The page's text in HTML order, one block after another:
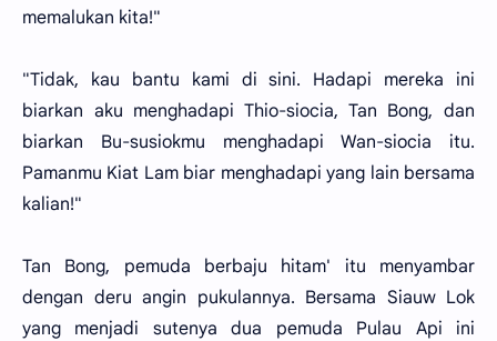
memalukan kita!"
"Tidak, kau bantu kami di sini. Hadapi mereka ini
biarkan aku menghadapi Thio-siocia, Tan Bong, dan
biarkan Bu-susiokmu menghadapi Wan-siocia itu.
Pamanmu Kiat Lam biar menghadapi yang lain bersama
kalian!"
Tan Bong, pemuda berbaju hitam' itu menyambar
dengan deru angin pukulannya. Bersama Siauw Lok
yang menjadi sutenya dua pemuda Pulau Api ini